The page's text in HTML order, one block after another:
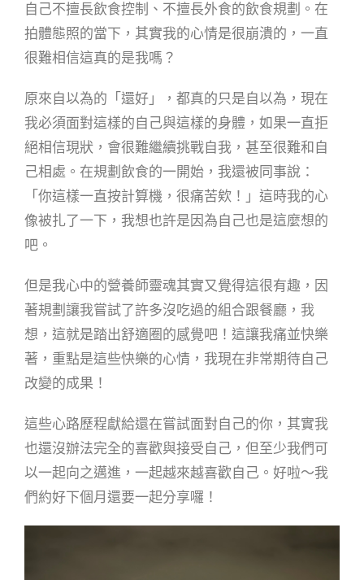
自己不擅長飲食控制、不擅長外食的飲食規劃。在
拍體態照的當下，其實我的心情是很崩潰的，一直
很難相信這真的是我嗎？
原來自以為的「還好」，都真的只是自以為，現在
我必須面對這樣的自己與這樣的身體，如果一直拒
絕相信現狀，會很難繼續挑戰自我，甚至很難和自
己相處。在規劃飲食的一開始，我還被同事說：
「你這樣一直按計算機，很痛苦欸！」這時我的心
像被扎了一下，我想也許是因為自己也是這麼想的
吧。
但是我心中的營養師靈魂其實又覺得這很有趣，因
著規劃讓我嘗試了許多沒吃過的組合跟餐廳，我
想，這就是踏出舒適圈的感覺吧！這讓我痛並快樂
著，重點是這些快樂的心情，我現在非常期待自己
改變的成果！
這些心路歷程獻給還在嘗試面對自己的你，其實我
也還沒辦法完全的喜歡與接受自己，但至少我們可
以一起向之邁進，一起越來越喜歡自己。好啦～我
們約好下個月還要一起分享囉！